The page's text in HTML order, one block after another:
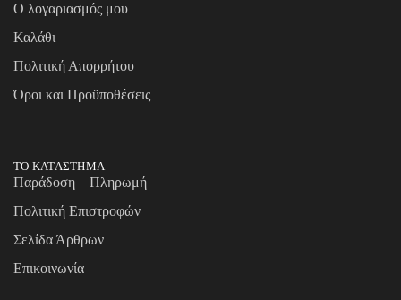
Ο λογαριασμός μου
Καλάθι
Πολιτική Απορρήτου
Όροι και Προϋποθέσεις
ΤΟ ΚΑΤΑΣΤΗΜΑ
Παράδοση – Πληρωμή
Πολιτική Επιστροφών
Σελίδα Άρθρων
Επικοινωνία